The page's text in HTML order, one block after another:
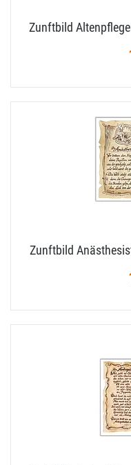
Zunftbild
Zunftbild